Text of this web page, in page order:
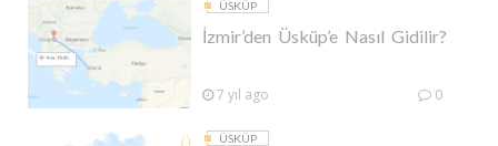
ÜSKÜP
İzmir’den Üsküp’e Nasıl Gidilir?
7 yıl ago 0
ÜSKÜP